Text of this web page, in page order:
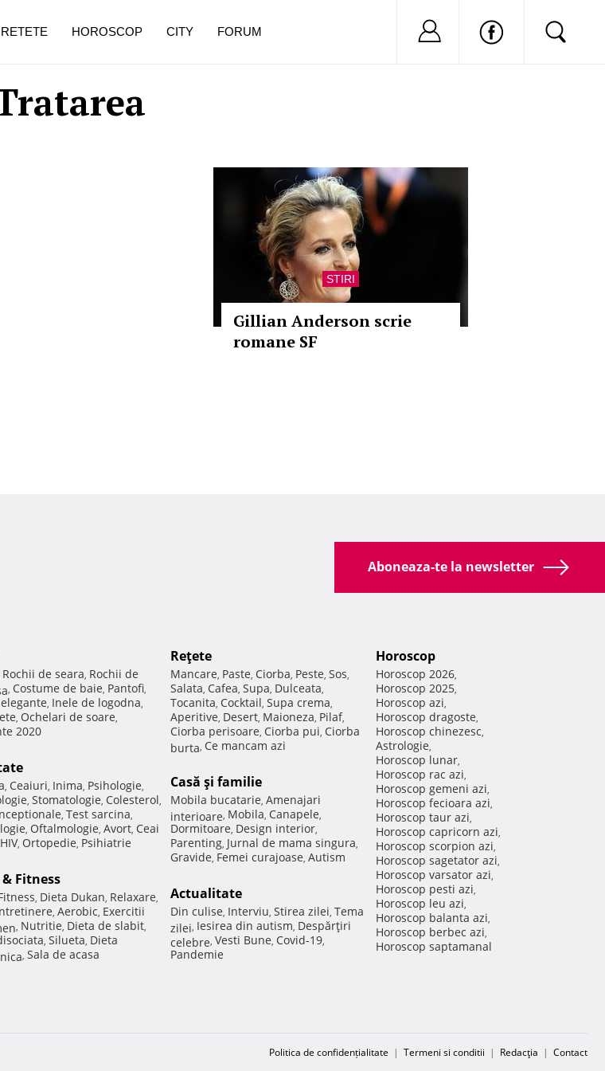
STIRI
Gillian Anderson scrie
romane SF
RETETE HOROSCOP CITY FORUM Nu ai cont?
de dureroasă este investigația
Aboneaza-te la newsletter
Rochii de seara, Rochii de
, Costume de baie, Pantofi,
, Inele de logodna,
, Ochelari de soare,
2020
, Ceaiuri, Inima, Psihologie,
, Stomatologie, Colesterol,
, Test sarcina,
, Oftalmologie, Avort, Ceai
HIV, Ortopedie, Psihiatrie
Fitness
, Dieta Dukan, Relaxare,
, Aerobic, Exercitii
, Nutritie, Dieta de slabit,
, Silueta, Dieta
, Sala de acasa
Reţete
Mancare, Paste, Ciorba, Peste, Sos,
Salata, Cafea, Supa, Dulceata,
Tocanita, Cocktail, Supa crema,
Aperitive, Desert, Maioneza, Pilaf,
Ciorba perisoare, Ciorba pui, Ciorba
burta, Ce mancam azi
Casă şi familie
Mobila bucatarie, Amenajari
interioare, Mobila, Canapele,
Dormitoare, Design interior,
Parenting, Jurnal de mama singura,
Gravide, Femei curajoase, Autism
Actualitate
Din culise, Interviu, Stirea zilei, Tema
zilei, Iesirea din autism, Despărţiri
celebre, Vesti Bune, Covid-19,
Pandemie
Horoscop
Horoscop 2026,
Horoscop 2025,
Horoscop azi,
Horoscop dragoste,
Horoscop chinezesc,
Astrologie,
Horoscop lunar,
Horoscop rac azi,
Horoscop gemeni azi,
Horoscop fecioara azi,
Horoscop taur azi,
Horoscop capricorn azi,
Horoscop scorpion azi,
Horoscop sagetator azi,
Horoscop varsator azi,
Horoscop pesti azi,
Horoscop leu azi,
Horoscop balanta azi,
Horoscop berbec azi,
Horoscop saptamanal
Politica de confidențialitate | Termeni si conditii | Redacţia | Contact